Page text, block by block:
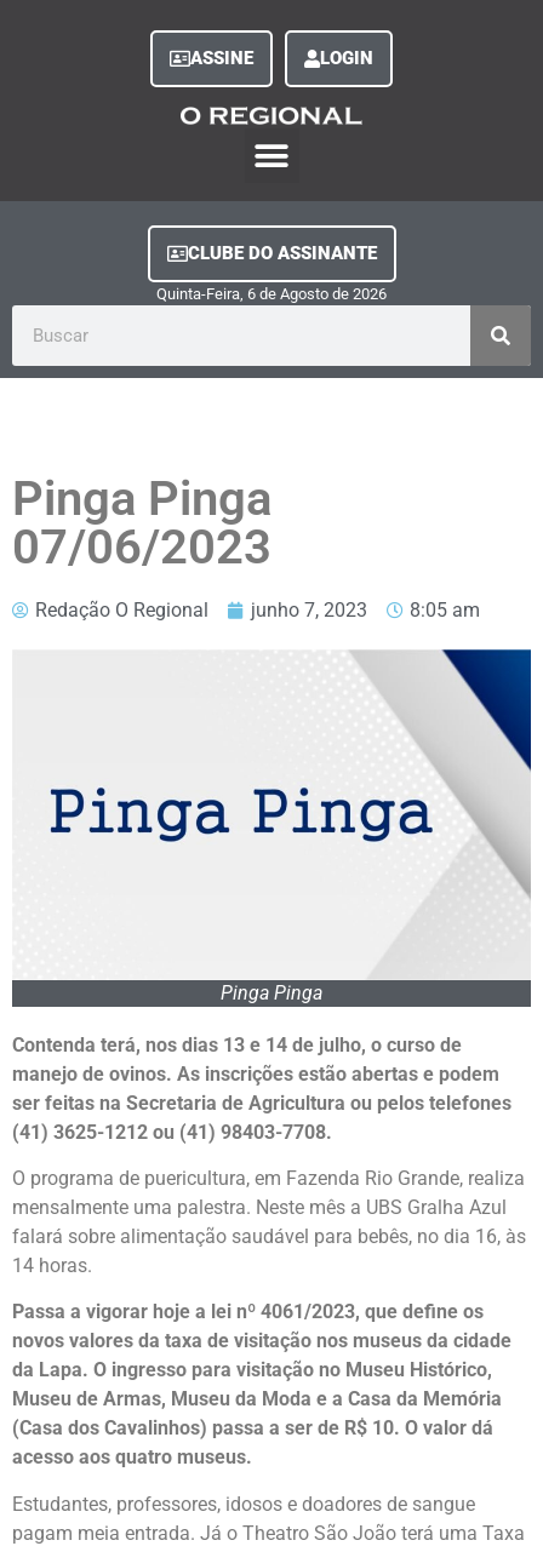
ASSINE LOGIN
CLUBE DO ASSINANTE
Quinta-Feira, 6 de Agosto de 2026
Pinga Pinga
07/06/2023
Redação O Regional junho 7, 2023 8:05 am
Pinga Pinga
Contenda terá, nos dias 13 e 14 de julho, o curso de
manejo de ovinos. As inscrições estão abertas e podem
ser feitas na Secretaria de Agricultura ou pelos telefones
(41) 3625-1212 ou (41) 98403-7708.
O programa de puericultura, em Fazenda Rio Grande, realiza
mensalmente uma palestra. Neste mês a UBS Gralha Azul
falará sobre alimentação saudável para bebês, no dia 16, às
14 horas.
Passa a vigorar hoje a lei nº 4061/2023, que define os
novos valores da taxa de visitação nos museus da cidade
da Lapa. O ingresso para visitação no Museu Histórico,
Museu de Armas, Museu da Moda e a Casa da Memória
(Casa dos Cavalinhos) passa a ser de R$ 10. O valor dá
acesso aos quatro museus.
Estudantes, professores, idosos e doadores de sangue
pagam meia entrada. Já o Theatro São João terá uma Taxa